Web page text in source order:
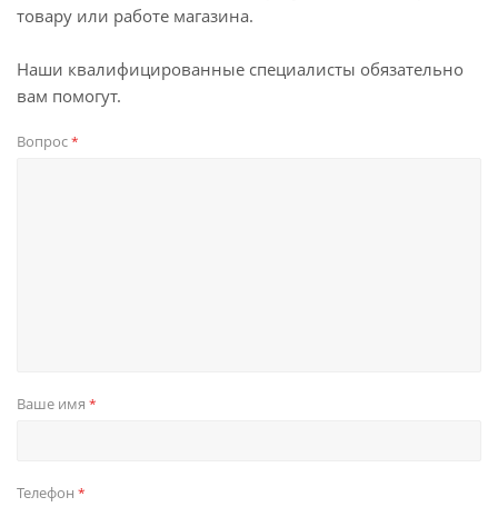
товару или работе магазина.
Наши квалифицированные специалисты обязательно
вам помогут.
Вопрос*
Ваше имя *
Телефон *